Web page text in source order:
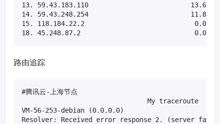
13. 59.43.183.110                          13.6%
14. 59.43.248.254                          11.8%
15. 118.184.22.2                            0.0%
18. 45.248.87.2                             0.0%
路由追踪
#腾讯云-上海节点
My traceroute
VM-56-253-debian (0.0.0.0)
Resolver: Received error response 2. (server